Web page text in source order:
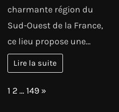
charmante région du
Sud-Ouest de la France,
ce lieu propose une…
Lire la suite
Page:
1 2…149 Next
»